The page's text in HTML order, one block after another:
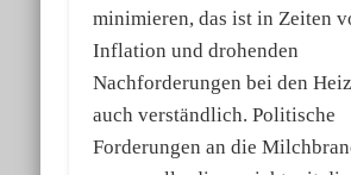
minimieren, das ist in Zeiten
Inflation und drohenden
Nachforderungen bei den
auch verständlich. Politische
Forderungen an die